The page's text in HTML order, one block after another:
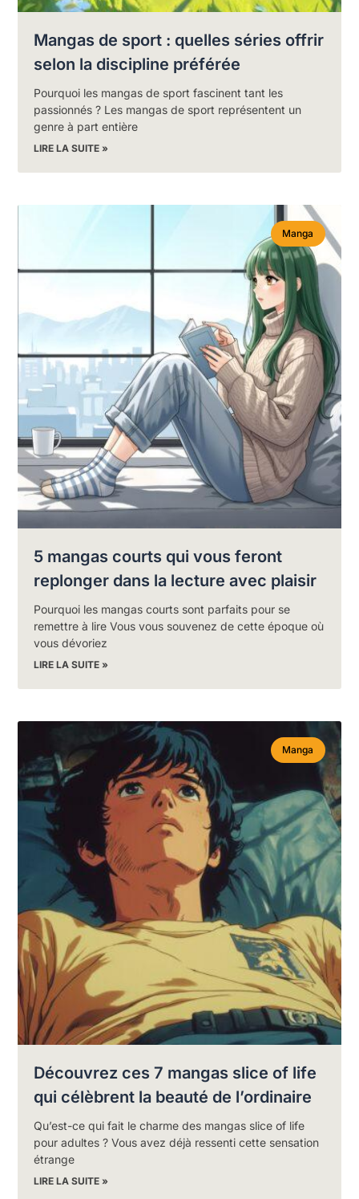
Mangas de sport : quelles séries offrir
selon la discipline préférée
Pourquoi les mangas de sport fascinent tant les
passionnés ? Les mangas de sport représentent un
genre à part entière
LIRE LA SUITE »
Manga
5 mangas courts qui vous feront
replonger dans la lecture avec plaisir
Pourquoi les mangas courts sont parfaits pour se
remettre à lire Vous vous souvenez de cette époque où
vous dévoriez
LIRE LA SUITE »
Manga
Découvrez ces 7 mangas slice of life
qui célèbrent la beauté de l’ordinaire
Qu’est-ce qui fait le charme des mangas slice of life
pour adultes ? Vous avez déjà ressenti cette sensation
étrange
LIRE LA SUITE »